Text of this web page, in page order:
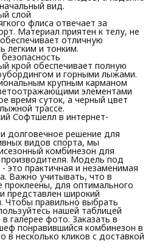
вид.
слой
флиса отвечает за
Материал приятен к телу, не
отличную
легким и тонким.
крой обеспечивает полную
и горными лыжами.
крупным карманом
элементами
время суток, а черный цвет
трассе.
Софтшелл в интернет-
долговечное решение для
видов спорта, мы
комбинезон для
Модель под
это практичная и незаменимая
Важно учитывать, что в
для оптимального
представлен широкий
Чтобы правильно выбрать
нашей таблицей
галерее фото. Заказать в
понравившийся комбинезон в
в несколько кликов с доставкой